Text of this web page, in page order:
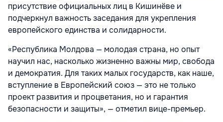
присутствие официальных лиц в Кишинёве и
подчеркнул важность заседания для укрепления
европейского единства и солидарности.
«Республика Молдова — молодая страна, но опыт
научил нас, насколько жизненно важны мир, свобода
и демократия. Для таких малых государств, как наше,
вступление в Европейский союз — это не только
проект развития и процветания, но и гарантия
безопасности и защиты», — отметил вице-премьер.